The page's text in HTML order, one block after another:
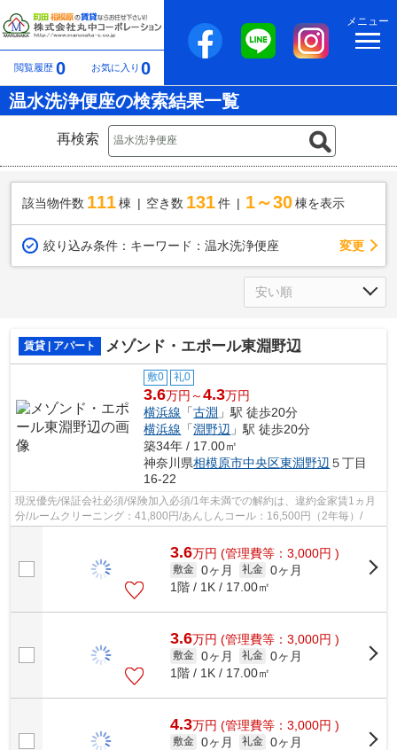
閲覧履歴 0 お気に入り 0
メニュー
温水洗浄便座の検索結果一覧
再検索
該当物件数 111棟 空き数 131 件 1～30 棟を表示
絞り込み条件： キーワード：温水洗浄便座 変更
賃貸 | アパート メゾンド・エポール東淵野辺
敷0 礼0
3.6万円～4.3万円
横浜線 「古淵 」駅 徒歩20分
横浜線 「淵野辺 」駅 徒歩20分
築34年 / 17.00㎡
神奈川県相模原市中央区東淵野辺 ５丁目
16-22
現況優先/保証会社必須/保険加入必須/1年未満での解約は、違約金家賃1ヵ月
分/ルームクリーニング：41,800円/あんしんコール：16,500円（2年毎）/
3.6万円 (管理費等：3,000円 )
敷金 0ヶ月 礼金 0ヶ月
1階 / 1K / 17.00㎡
3.6万円 (管理費等：3,000円 )
敷金 0ヶ月 礼金 0ヶ月
1階 / 1K / 17.00㎡
4.3万円 (管理費等：3,000円 )
敷金 0ヶ月 礼金 0ヶ月